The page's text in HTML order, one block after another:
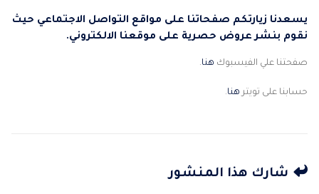
يسعدنا زيارتكم صفحاتنا على مواقع التواصل الاجتماعي حيث
نقوم بنشر عروض حصرية على موقعنا الالكتروني.
صفحتنا علي الفيسبوك هنا.
حسابنا على تويتر هنا.
شارك هذا المنشور